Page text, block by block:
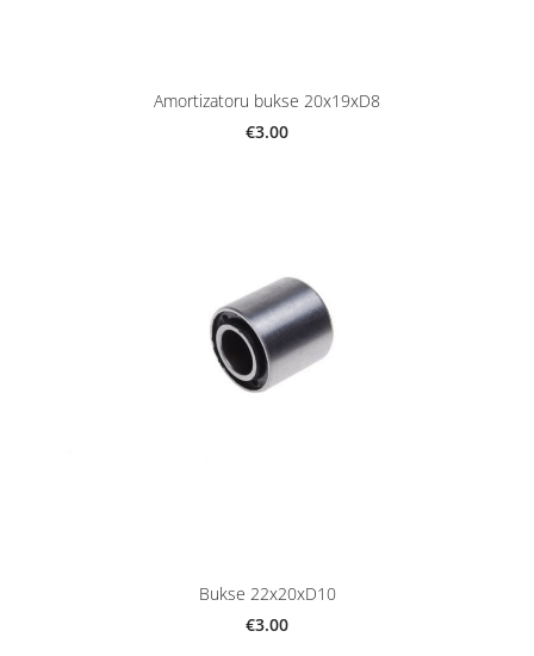
Amortizatoru bukse 20x19xD8
€3.00
Bukse 22x20xD10
€3.00